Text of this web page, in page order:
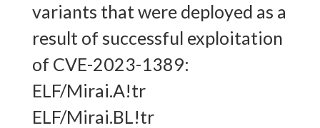
variants that were deployed as a
result of successful exploitation
of CVE-2023-1389:
ELF/Mirai.A!tr
ELF/Mirai.BL!tr